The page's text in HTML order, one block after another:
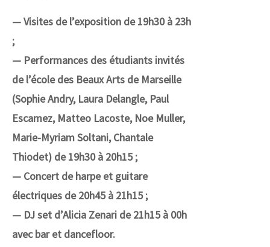
— Visites de l’exposition de 19h30 à 23h
;
— Performances des étudiants invités
de l’école des Beaux Arts de Marseille
(Sophie Andry, Laura Delangle, Paul
Escamez, Matteo Lacoste, Noe Muller,
Marie-Myriam Soltani, Chantale
Thiodet) de 19h30 à 20h15 ;
— Concert de harpe et guitare
électriques de 20h45 à 21h15 ;
— DJ set d’Alicia Zenari de 21h15 à 00h
avec bar et dancefloor.